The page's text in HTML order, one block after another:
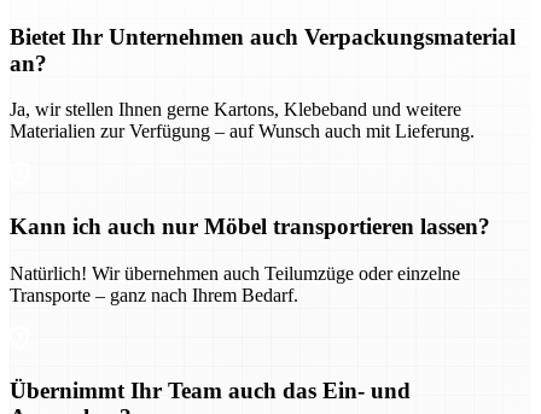
Bietet Ihr Unternehmen auch Verpackungsmaterial
an?
Ja, wir stellen Ihnen gerne Kartons, Klebeband und weitere
Materialien zur Verfügung – auf Wunsch auch mit Lieferung.
Kann ich auch nur Möbel transportieren lassen?
Natürlich! Wir übernehmen auch Teilumzüge oder einzelne
Transporte – ganz nach Ihrem Bedarf.
Übernimmt Ihr Team auch das Ein- und